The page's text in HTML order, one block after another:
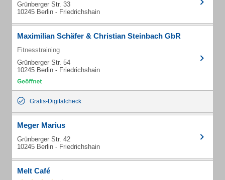
Grünberger Str. 33
10245 Berlin - Friedrichshain
Maximilian Schäfer & Christian Steinbach GbR
Fitnesstraining
Grünberger Str. 54
10245 Berlin - Friedrichshain
Gratis-Digitalcheck
Meger Marius
Grünberger Str. 42
10245 Berlin - Friedrichshain
Melt Café